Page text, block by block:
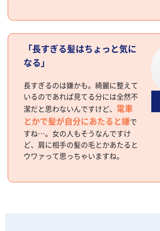
「長すぎる髪はちょっと気に
なる」
長すぎるのは嫌かも。綺麗に整えて
いるのであれば見てる分には全然不
潔だと思わないんですけど、 電車
とかで髪が自分にあたると嫌で
すね…。女の人もそうなんですけ
ど、肩に相手の髪の毛とかあたると
ウワァって思っちゃいますね。